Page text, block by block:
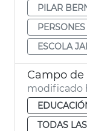
PILAR
ESCOLA
Campo
modificado
TODAS